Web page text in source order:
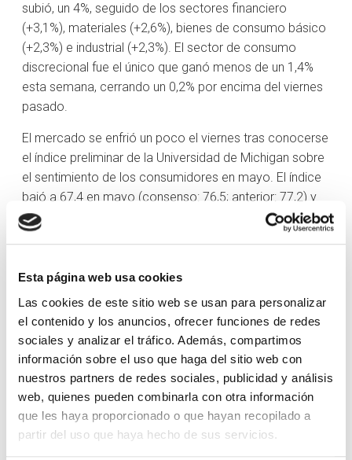
Esta página web usa cookies
Las cookies de este sitio web se usan para personalizar
el contenido y los anuncios, ofrecer funciones de redes
sociales y analizar el tráfico. Además, compartimos
información sobre el uso que haga del sitio web con
nuestros partners de redes sociales, publicidad y análisis
web, quienes pueden combinarla con otra información
que les haya proporcionado o que hayan recopilado a
partir del uso que haya hecho de sus servicios.
subió, un 4%, seguido de los sectores financiero
(+3,1%), materiales (+2,6%), bienes de consumo básico
(+2,3%) e industrial (+2,3%). El sector de consumo
discrecional fue el único que ganó menos de un 1,4%
esta semana, cerrando un 0,2% por encima del viernes
pasado.
El mercado se enfrió un poco el viernes tras conocerse
el índice preliminar de la Universidad de Michigan sobre
el sentimiento de los consumidores en mayo. El índice
bajó a 67,4 en mayo (consenso: 76,5; anterior: 77,2) y
mostró un aumento de las expectativas de inflación a
un año vista, del 3,2% al 3,5%.
esta semana debido a los próximos datos
económicos. El martes conoceremos el IPP del mes
de abril y el miércoles el IPC.
Informe semanal
Escrito por